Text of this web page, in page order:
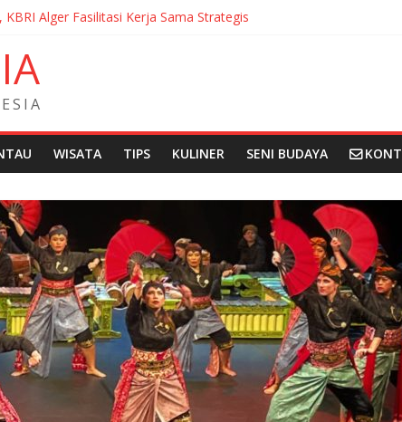
Alger Fasilitasi Kerja Sama Strategis
Merah Putih sepanjang 50 Meter di Brick Hill Hong Kong
Film Festival 2026 Montréal Kanada
Indonesia kepada Komunitas Paroki di Angola
IA
ES I A
WISATA TIPS KULINER SENI BUDAYA